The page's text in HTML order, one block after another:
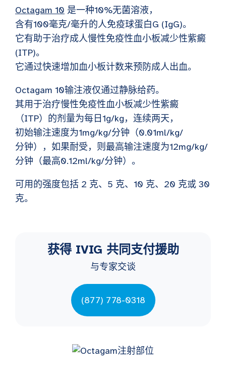
Octagam 10 是一种10%无菌溶液，
含有100毫克/毫升的人免疫球蛋白G (IgG)。
它有助于治疗成人慢性免疫性血小板减少性紫癜
(ITP)。
它通过快速增加血小板计数来预防成人出血。
Octagam 10输注液仅通过静脉给药。
其用于治疗慢性免疫性血小板减少性紫癜
（ITP）的剂量为每日1g/kg，连续两天，
初始输注速度为1mg/kg/分钟（0.01ml/kg/
分钟），如果耐受，则最高输注速度为12mg/kg/
分钟（最高0.12ml/kg/分钟）。
可用的强度包括 2 克、5 克、10 克、20 克或 30
克。
获得 IVIG 共同支付援助
与专家交谈
(877) 778-0318